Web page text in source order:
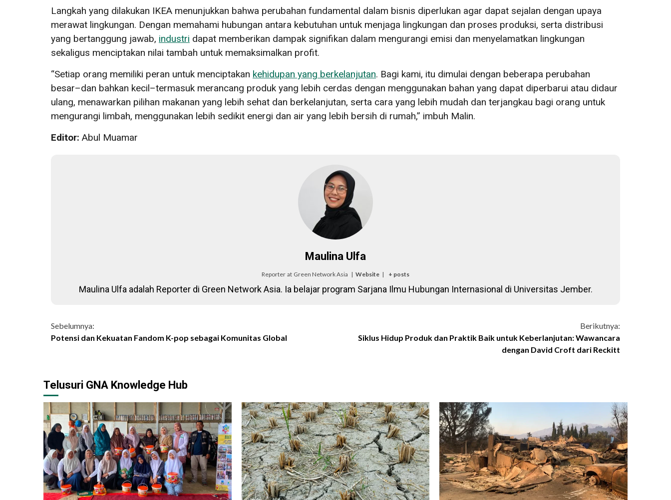
Langkah yang dilakukan IKEA menunjukkan bahwa perubahan fundamental dalam bisnis diperlukan agar dapat sejalan dengan upaya
merawat lingkungan. Dengan memahami hubungan antara kebutuhan untuk menjaga lingkungan dan proses produksi, serta distribusi
yang bertanggung jawab, industri dapat memberikan dampak signifikan dalam mengurangi emisi dan menyelamatkan lingkungan
sekaligus menciptakan nilai tambah untuk memaksimalkan profit.
“Setiap orang memiliki peran untuk menciptakan kehidupan yang berkelanjutan. Bagi kami, itu dimulai dengan beberapa perubahan
besar–dan bahkan kecil–termasuk merancang produk yang lebih cerdas dengan menggunakan bahan yang dapat diperbarui atau didaur
ulang, menawarkan pilihan makanan yang lebih sehat dan berkelanjutan, serta cara yang lebih mudah dan terjangkau bagi orang untuk
mengurangi limbah, menggunakan lebih sedikit energi dan air yang lebih bersih di rumah,” imbuh Malin.
Editor: Abul Muamar
Maulina Ulfa
Reporter at Green Network Asia | Website | + posts
Maulina Ulfa adalah Reporter di Green Network Asia. Ia belajar program Sarjana Ilmu Hubungan Internasional di Universitas Jember.
Continue
Sebelumnya:
Potensi dan Kekuatan Fandom K-pop sebagai Komunitas Global
Berikutnya:
Siklus Hidup Produk dan Praktik Baik untuk Keberlanjutan: Wawancara
dengan David Croft dari Reckitt
Telusuri GNA Knowledge Hub